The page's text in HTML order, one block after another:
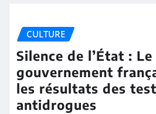
CULTURE
Silence de l’État : Le
gouvernement
les résultats des
antidrogues